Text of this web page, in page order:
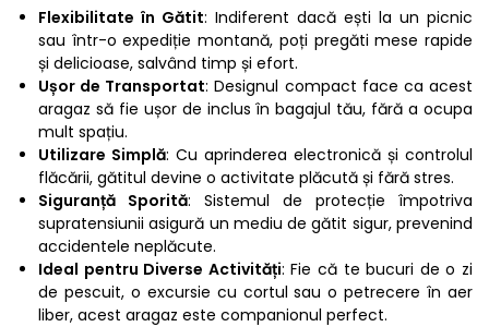
Flexibilitate în Gătit: Indiferent dacă ești la un picnic
sau într-o expediție montană, poți pregăti mese rapide
și delicioase, salvând timp și efort.
Ușor de Transportat: Designul compact face ca acest
aragaz să fie ușor de inclus în bagajul tău, fără a ocupa
mult spațiu.
Utilizare Simplă: Cu aprinderea electronică și controlul
flăcării, gătitul devine o activitate plăcută și fără stres.
Siguranță Sporită: Sistemul de protecție împotriva
supratensiunii asigură un mediu de gătit sigur, prevenind
accidentele neplăcute.
Ideal pentru Diverse Activități: Fie că te bucuri de o zi
de pescuit, o excursie cu cortul sau o petrecere în aer
liber, acest aragaz este companionul perfect.